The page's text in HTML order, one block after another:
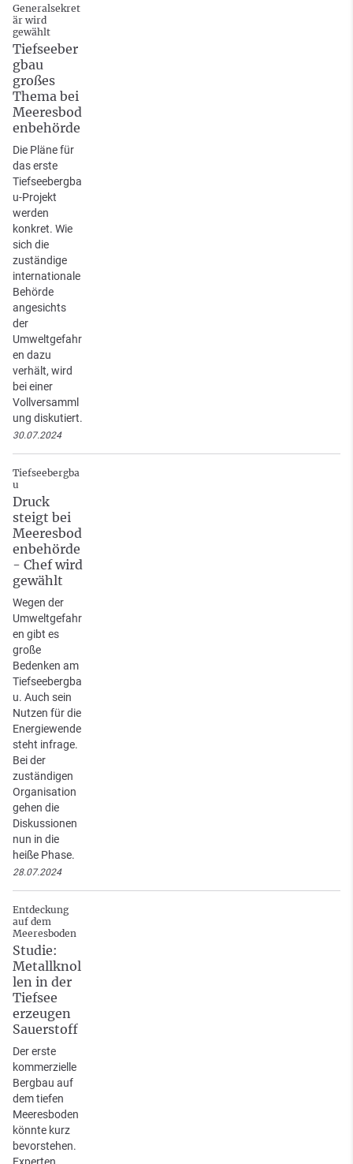
Generalsekret
är wird
gewählt
Tiefseeber
gbau
großes
Thema bei
Meeresbod
enbehörde
Die Pläne für
das erste
Tiefseebergba
u-Projekt
werden
konkret. Wie
sich die
zuständige
internationale
Behörde
angesichts
der
Umweltgefahr
en dazu
verhält, wird
bei einer
Vollversamml
ung diskutiert.
30.07.2024
Tiefseebergba
u
Druck
steigt bei
Meeresbod
enbehörde
- Chef wird
gewählt
Wegen der
Umweltgefahr
en gibt es
große
Bedenken am
Tiefseebergba
u. Auch sein
Nutzen für die
Energiewende
steht infrage.
Bei der
zuständigen
Organisation
gehen die
Diskussionen
nun in die
heiße Phase.
28.07.2024
Entdeckung
auf dem
Meeresboden
Studie:
Metallknol
len in der
Tiefsee
erzeugen
Sauerstoff
Der erste
kommerzielle
Bergbau auf
dem tiefen
Meeresboden
könnte kurz
bevorstehen.
Experten